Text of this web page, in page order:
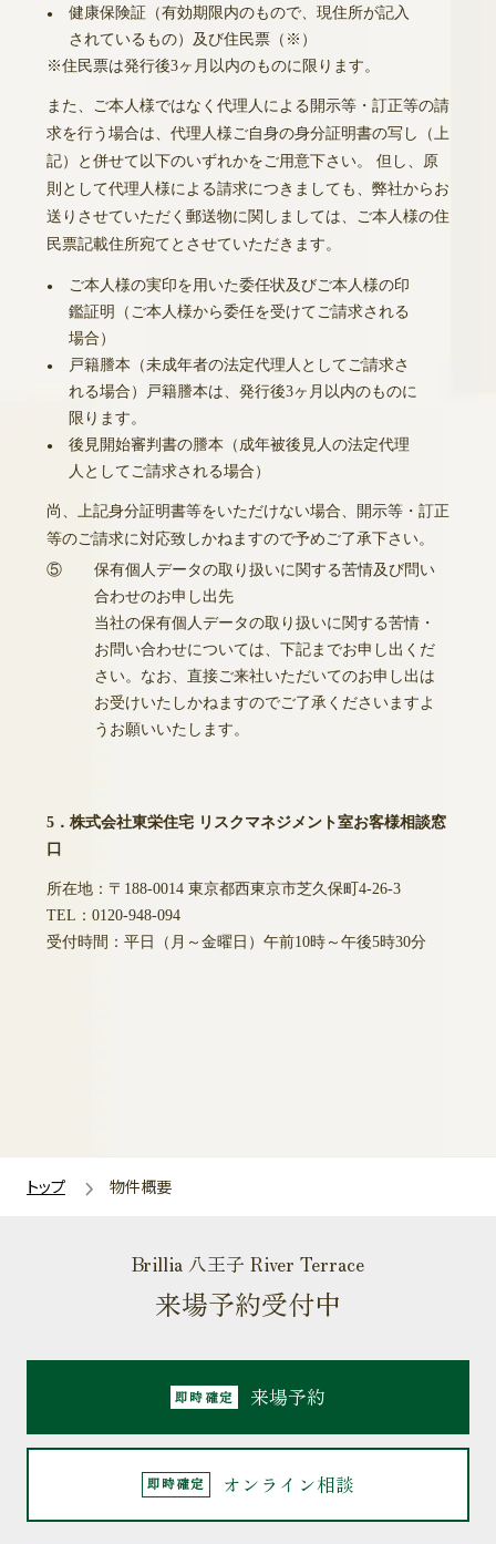
●
健康保険証（有効期限内のもので、現住所が記入
されているもの）及び住民票（※）
※住民票は発行後3ヶ月以内のものに限ります。
また、ご本人様ではなく代理人による開示等・訂正等の請
求を行う場合は、代理人様ご自身の身分証明書の写し（上
記）と併せて以下のいずれかをご用意下さい。 但し、原
則として代理人様による請求につきましても、弊社からお
送りさせていただく郵送物に関しましては、ご本人様の住
民票記載住所宛てとさせていただきます。
●
ご本人様の実印を用いた委任状及びご本人様の印
鑑証明（ご本人様から委任を受けてご請求される
場合）
●
戸籍謄本（未成年者の法定代理人としてご請求さ
れる場合）戸籍謄本は、発行後3ヶ月以内のものに
限ります。
●
後見開始審判書の謄本（成年被後見人の法定代理
人としてご請求される場合）
尚、上記身分証明書等をいただけない場合、開示等・訂正
等のご請求に対応致しかねますので予めご了承下さい。
⑤
保有個人データの取り扱いに関する苦情及び問い
合わせのお申し出先
当社の保有個人データの取り扱いに関する苦情・
お問い合わせについては、下記までお申し出くだ
さい。なお、直接ご来社いただいてのお申し出は
お受けいたしかねますのでご了承くださいますよ
うお願いいたします。
5．株式会社東栄住宅 リスクマネジメント室お客様相談窓
口
所在地：〒188-0014 東京都西東京市芝久保町4-26-3
TEL：0120-948-094
受付時間：平日（月～金曜日）午前10時～午後5時30分
トップ 物件概要
Brillia 八王子 River Terrace
来場予約受付中
来場予約
オンライン相談